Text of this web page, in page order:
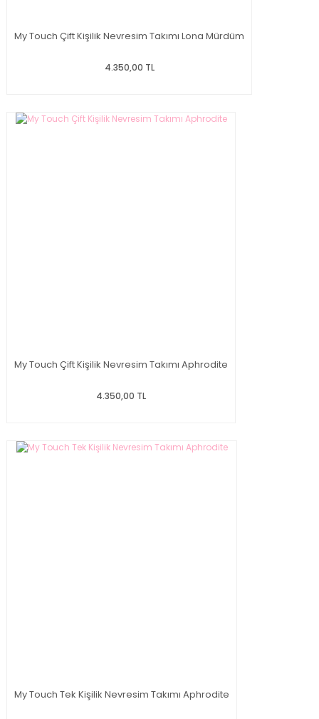
My Touch Çift Kişilik Nevresim Takımı Lona Mürdüm
4.350,00 TL
My Touch Çift Kişilik Nevresim Takımı Aphrodite
4.350,00 TL
My Touch Tek Kişilik Nevresim Takımı Aphrodite